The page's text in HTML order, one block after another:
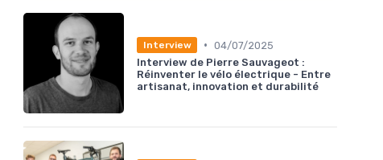
Interview • 04/07/2025
Interview de Pierre Sauvageot :
Réinventer le vélo électrique - Entre
artisanat, innovation et durabilité